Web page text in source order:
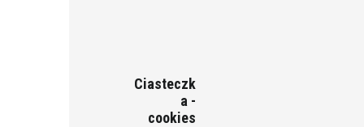
Ciasteczk
a -
cookies